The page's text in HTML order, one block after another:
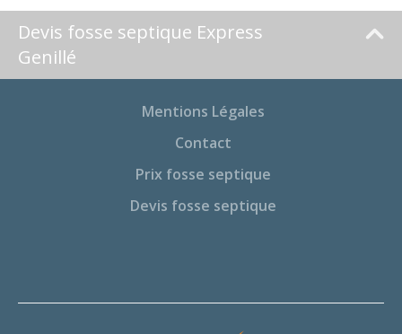
Devis fosse septique Express
Genillé
Mentions Légales
Contact
Prix fosse septique
Devis fosse septique